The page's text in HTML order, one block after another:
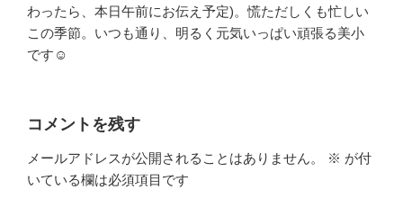
わったら、本日午前にお伝え予定)。慌ただしくも忙しい
この季節。いつも通り、明るく元気いっぱい頑張る美小
です☺
コメントを残す
メールアドレスが公開されることはありません。 ※ が付
いている欄は必須項目です